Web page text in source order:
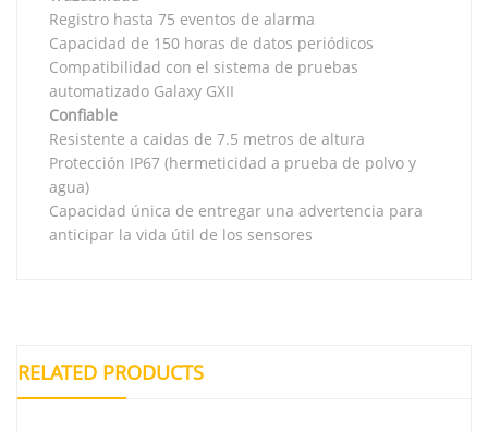
Registro hasta 75 eventos de alarma
Capacidad de 150 horas de datos periódicos
Compatibilidad con el sistema de pruebas
automatizado Galaxy GXII
Confiable
Resistente a caidas de 7.5 metros de altura
Protección IP67 (hermeticidad a prueba de polvo y
agua)
Capacidad única de entregar una advertencia para
anticipar la vida útil de los sensores
RELATED PRODUCTS